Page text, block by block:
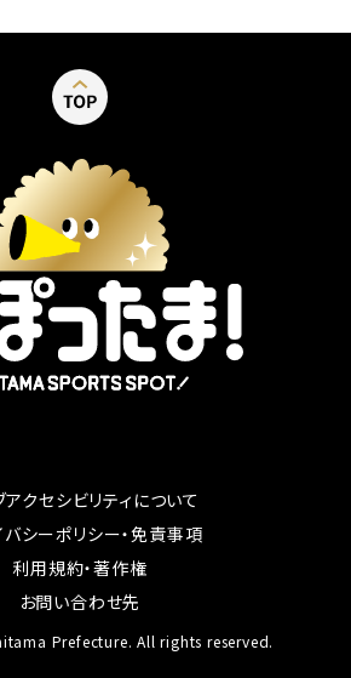
アクセシビリティについて
バシーポリシー・免責事項別ウィンドウで開く
利用規約・著作権別ウィンドウで開く
お問い合わせ先
Prefecture. All rights reserved.